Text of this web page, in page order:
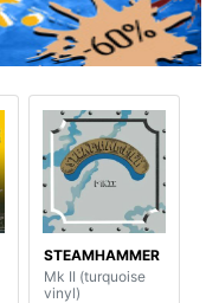
STEAMHAMMER
Mk II (turquoise
vinyl)